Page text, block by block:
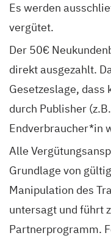
Es werden
vergütet.
Der 50€
direkt ausgezahlt.
Gesetzeslage,
durch Publisher
Endverbraucher*in
Alle
Grundlage von
Manipulation des
untersagt und führt
Partnerprogramm.